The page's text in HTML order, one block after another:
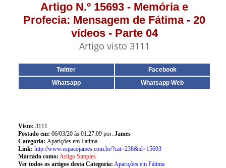
Artigo N.º 15693 - Memória e
Profecia: Mensagem de Fátima - 20
vídeos - Parte 04
Artigo visto 3111
Twitter
Facebook
Whatsapp
Whatsapp Web
Visto: 3111
Postado em: 06/03/20 às 01:27:09 por: James
Categoria: Aparições em Fátima
Link: http://www.espacojames.com.br/?cat=238&id=15693
Marcado como: Artigo Simples
Ver todos os artigos desta Categoria: Aparições em Fátima